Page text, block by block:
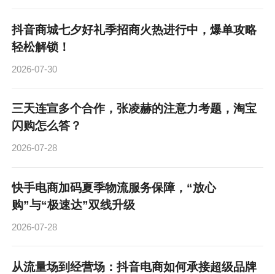
抖音商城七夕好礼季招商火热进行中，爆单攻略
轻松解锁！
2026-07-30
三天连宣多个合作，张凌赫的注意力考题，淘宝
闪购怎么答？
2026-07-28
快手电商加码夏季物流服务保障，“放心
购”与“极速达”双线升级
2026-07-28
从流量场到经营场：抖音电商如何承接超级品牌